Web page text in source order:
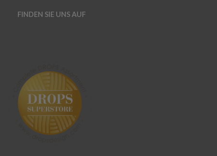
FINDEN SIE UNS AUF